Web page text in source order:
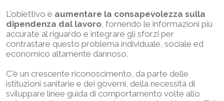
L'obiettivo è aumentare la consapevolezza sulla
dipendenza dal lavoro, fornendo le informazioni più
accurate al riguardo e integrare gli sforzi per
contrastare questo problema individuale, sociale ed
economico altamente dannoso.
C'è un crescente riconoscimento, da parte delle
istituzioni sanitarie e dei governi, della necessità di
sviluppare linee guida di comportamento volte allo